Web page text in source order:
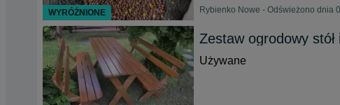
Rybienko Nowe - Odświeżono dnia
Zestaw ogrodowy stół
Używane
WYRÓŻNIONE